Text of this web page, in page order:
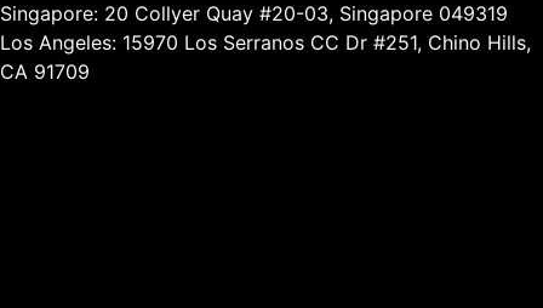
Singapore: 20 Collyer Quay #20-03, Singapore 049319
Los Angeles: 15970 Los Serranos CC Dr #251, Chino Hills,
CA 91709